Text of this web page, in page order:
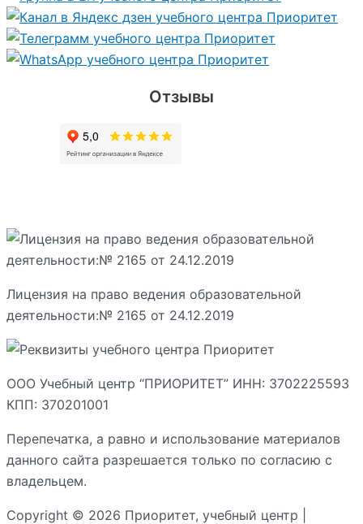
Отзывы
Лицензия на право ведения образовательной
деятельности:№ 2165 от 24.12.2019
ООО Учебный центр “ПРИОРИТЕТ” ИНН: 3702225593
КПП: 370201001
Перепечатка, а равно и использование материалов
данного сайта разрешается только по согласию с
владельцем.
Copyright © 2026 Приоритет, учебный центр |